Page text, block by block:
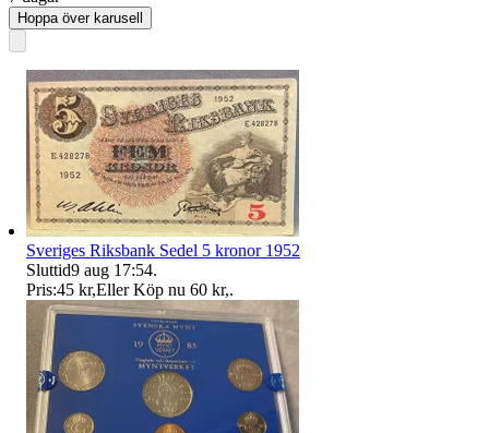
Hoppa över karusell
Sveriges Riksbank Sedel 5 kronor 1952
Sluttid9 aug 17:54.
Pris:45 kr,Eller Köp nu 60 kr,.